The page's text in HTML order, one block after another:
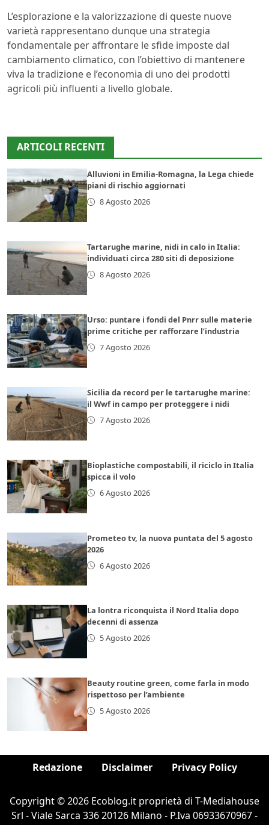
L’esplorazione e la valorizzazione di queste nuove
varietà rappresentano dunque una strategia
fondamentale per affrontare le sfide imposte dal
cambiamento climatico, con l’obiettivo di mantenere
viva la tradizione e l’economia di uno dei prodotti
agricoli più influenti a livello globale.
ARTICOLI RECENTI
Alluvioni in Emilia-Romagna, la Lega chiede
piani di rischio aggiornati
8 Agosto 2026
Tartarughe marine, nidi in calo in Italia:
individuati circa 280 siti di deposizione
8 Agosto 2026
Urso: puntare i fondi del Pnrr sulle materie
prime critiche per rafforzare l’industria
7 Agosto 2026
Sicilia da record per le tartarughe marine:
il Wwf in campo per proteggere i nidi
7 Agosto 2026
Bioplastiche compostabili, il riciclo in Italia
spicca il volo
6 Agosto 2026
Prometeo tv, la nuova puntata del 5 agosto
2026
6 Agosto 2026
La lontra riconquista il Nord Italia dopo
decenni di assenza
5 Agosto 2026
Beauty routine green, come farla in modo
rispettoso per l’ambiente
5 Agosto 2026
Redazione Disclaimer Privacy Policy
Copyright © 2026 Ecoblog.it proprietà di T-Mediahouse
Srl - Viale Sarca 336 20126 Milano - P.Iva 06933670967 -